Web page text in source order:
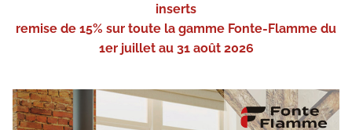
inserts
remise de 15% sur toute la gamme Fonte-Flamme du
1er juillet au 31 août 2026